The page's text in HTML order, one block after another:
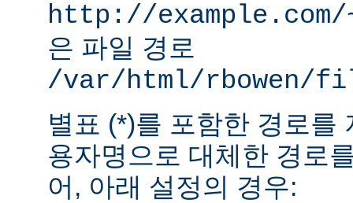
http://
은 파일 경로
/var/html/rbowen/
별표 (*)를 포함한 경로를
용자명으로 대체한 경로
어, 아래 설정의 경우: